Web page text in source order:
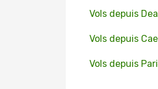
Vols depuis
Vols depuis
Vols depuis